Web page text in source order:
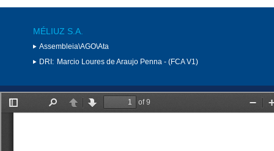
MÉLIUZ S.A.
Assembleia\AGO\Ata
DRI: Marcio Loures de Araujo Penna - (FCA V1)